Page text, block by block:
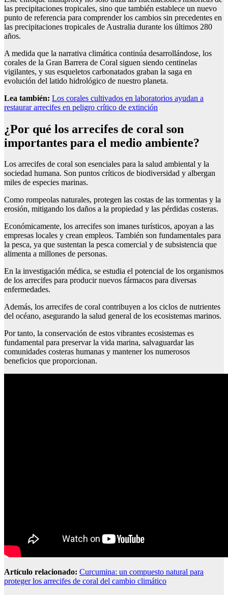
las precipitaciones tropicales, sino que también establece un nuevo
punto de referencia para comprender los cambios sin precedentes en
las precipitaciones tropicales de Australia durante los últimos 280
años.
A medida que la narrativa climática continúa desarrollándose, los
corales de la Gran Barrera de Coral siguen siendo centinelas
vigilantes, y sus esqueletos carbonatados graban la saga en
evolución del latido hidrológico de nuestro planeta.
Lea también: Los corales cultivados en laboratorios ayudan a
restaurar arrecifes en peligro crítico de extinción
¿Por qué los arrecifes de coral son
importantes para el medio ambiente?
Los arrecifes de coral son esenciales para la salud ambiental y la
sociedad humana. Son puntos críticos de biodiversidad y albergan
miles de especies marinas.
Como rompeolas naturales, protegen las costas de las tormentas y la
erosión, mitigando los daños a la propiedad y las pérdidas costeras.
Económicamente, los arrecifes son imanes turísticos, apoyan a las
empresas locales y crean empleos. También son fundamentales para
la pesca, ya que sustentan la pesca comercial y de subsistencia que
alimenta a millones de personas.
En la investigación médica, se estudia el potencial de los organismos
de los arrecifes para producir nuevos fármacos para diversas
enfermedades.
Además, los arrecifes de coral contribuyen a los ciclos de nutrientes
del océano, asegurando la salud general de los ecosistemas marinos.
Por tanto, la conservación de estos vibrantes ecosistemas es
fundamental para preservar la vida marina, salvaguardar las
comunidades costeras humanas y mantener los numerosos
beneficios que proporcionan.
Artículo relacionado: Curcumina: un compuesto natural para
proteger los arrecifes de coral del cambio climático